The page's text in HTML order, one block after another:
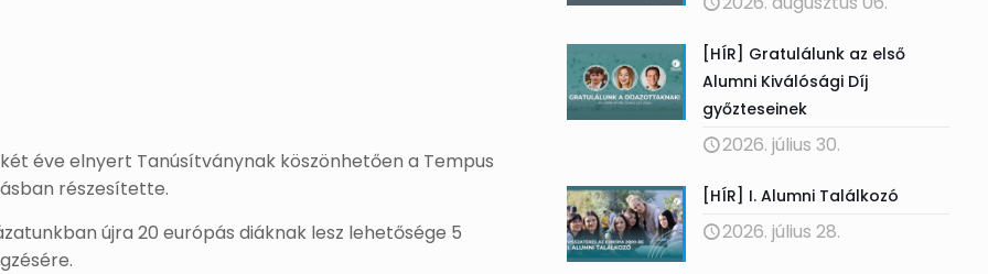
éve elnyert Tanúsítványnak köszönhetően a Tempus
részesítette.
újra 20 európás diáknak lesz lehetősége 5
[HÍR] Gratulálunk az első
Alumni Kiválósági Díj
győzteseinek
2026. július 30.
[HÍR] I. Alumni Találkozó
2026. július 28.